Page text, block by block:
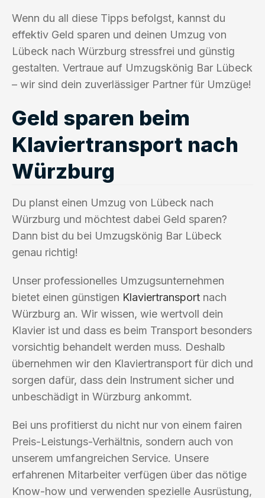
Wenn du all diese Tipps befolgst, kannst du
effektiv Geld sparen und deinen Umzug von
Lübeck nach Würzburg stressfrei und günstig
gestalten. Vertraue auf Umzugskönig Bar Lübeck
– wir sind dein zuverlässiger Partner für Umzüge!
Geld sparen beim
Klaviertransport nach
Würzburg
Du planst einen Umzug von Lübeck nach
Würzburg und möchtest dabei Geld sparen?
Dann bist du bei Umzugskönig Bar Lübeck
genau richtig!
Unser professionelles Umzugsunternehmen
bietet einen günstigen Klaviertransport nach
Würzburg an. Wir wissen, wie wertvoll dein
Klavier ist und dass es beim Transport besonders
vorsichtig behandelt werden muss. Deshalb
übernehmen wir den Klaviertransport für dich und
sorgen dafür, dass dein Instrument sicher und
unbeschädigt in Würzburg ankommt.
Bei uns profitierst du nicht nur von einem fairen
Preis-Leistungs-Verhältnis, sondern auch von
unserem umfangreichen Service. Unsere
erfahrenen Mitarbeiter verfügen über das nötige
Know-how und verwenden spezielle Ausrüstung,